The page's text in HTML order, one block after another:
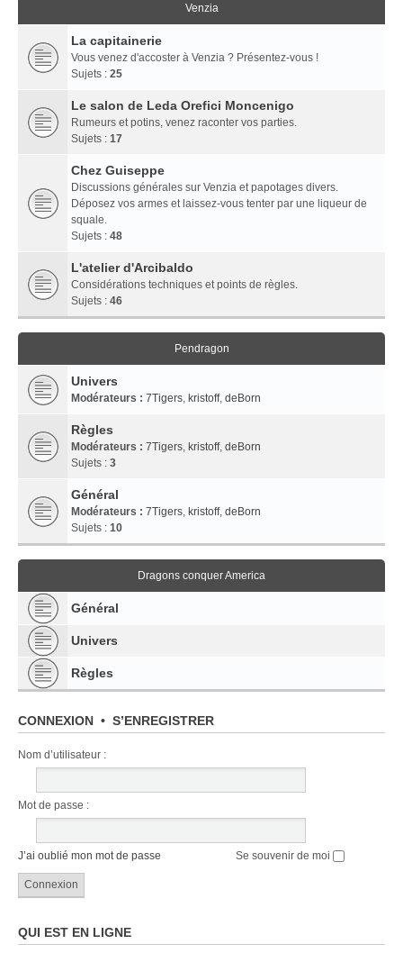
Venzia
La capitainerie
Vous venez d'accoster à Venzia ? Présentez-vous !
Sujets : 25
Le salon de Leda Orefici Moncenigo
Rumeurs et potins, venez raconter vos parties.
Sujets : 17
Chez Guiseppe
Discussions générales sur Venzia et papotages divers.
Déposez vos armes et laissez-vous tenter par une liqueur de
squale.
Sujets : 48
L'atelier d'Arcibaldo
Considérations techniques et points de règles.
Sujets : 46
Pendragon
Univers
Modérateurs : 7Tigers, kristoff, deBorn
Règles
Modérateurs : 7Tigers, kristoff, deBorn
Sujets : 3
Général
Modérateurs : 7Tigers, kristoff, deBorn
Sujets : 10
Dragons conquer America
Général
Univers
Règles
CONNEXION • S’ENREGISTRER
Nom d’utilisateur :
Mot de passe :
J’ai oublié mon mot de passe Se souvenir de moi
QUI EST EN LIGNE